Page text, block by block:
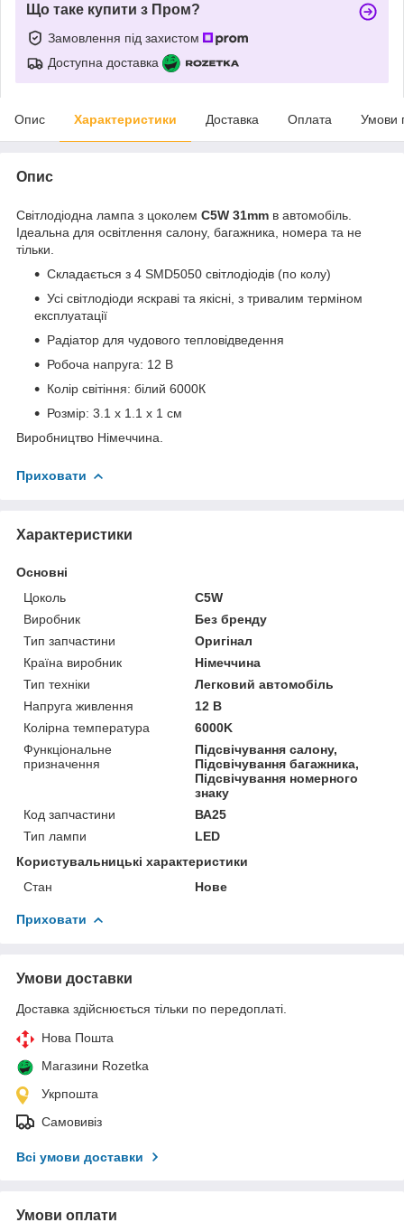
Що таке купити з Пром?
Замовлення під захистом
Доступна доставка
Опис Характеристики Доставка Оплата Умови
Опис
Світлодіодна лампа з цоколем C5W 31mm в автомобіль.
Ідеальна для освітлення салону, багажника, номера та не
тільки.
Складається з 4 SMD5050 світлодіодів (по колу)
Усі світлодіоди яскраві та якісні, з тривалим терміном
експлуатації
Радіатор для чудового тепловідведення
Робоча напруга: 12 В
Колір світіння: білий 6000К
Розмір: 3.1 х 1.1 х 1 см
Виробництво Німеччина.
Приховати
Характеристики
Основні
Цоколь
C5W
Виробник
Без бренду
Тип запчастини
Оригінал
Країна виробник
Німеччина
Тип техніки
Легковий автомобіль
Напруга живлення
12 В
Колірна температура
6000K
Функціональне
призначення
Підсвічування салону,
Підсвічування багажника,
Підсвічування номерного
знаку
Код запчастини
ВА25
Тип лампи
LED
Користувальницькі характеристики
Стан
Нове
Приховати
Умови доставки
Доставка здійснюється тільки по передоплаті.
Нова Пошта
Магазини Rozetka
Укрпошта
Самовивіз
Всі умови доставки
Умови оплати